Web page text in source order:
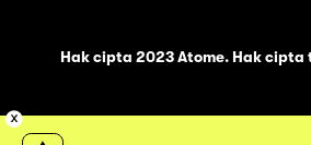
Hak cipta 2023 Atome. Hak